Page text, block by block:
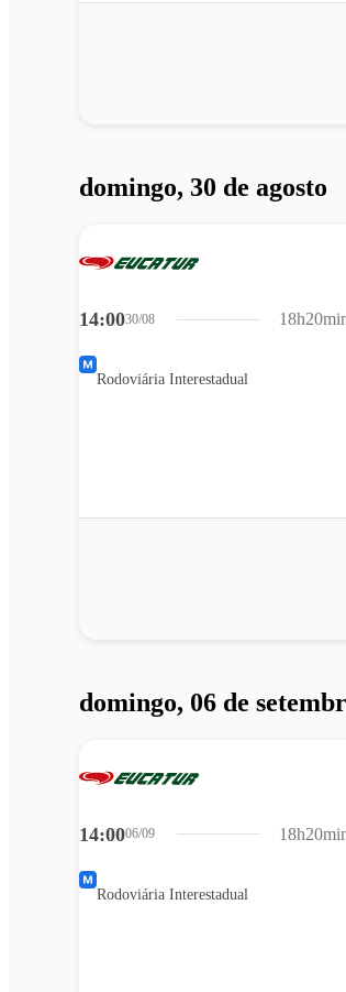
domingo, 30 de agosto
14:0030/08
Rodoviária Interestadual
domingo, 06 de
14:0006/09
Rodoviária Interestadual